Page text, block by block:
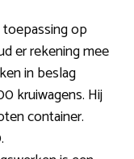
toepassing op
er rekening mee
in beslag
kruiwagens. Hij
container.